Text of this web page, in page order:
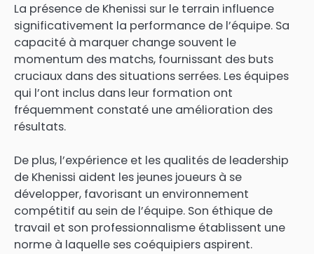
La présence de Khenissi sur le terrain influence
significativement la performance de l’équipe. Sa
capacité à marquer change souvent le
momentum des matchs, fournissant des buts
cruciaux dans des situations serrées. Les équipes
qui l’ont inclus dans leur formation ont
fréquemment constaté une amélioration des
résultats.
De plus, l’expérience et les qualités de leadership
de Khenissi aident les jeunes joueurs à se
développer, favorisant un environnement
compétitif au sein de l’équipe. Son éthique de
travail et son professionnalisme établissent une
norme à laquelle ses coéquipiers aspirent.